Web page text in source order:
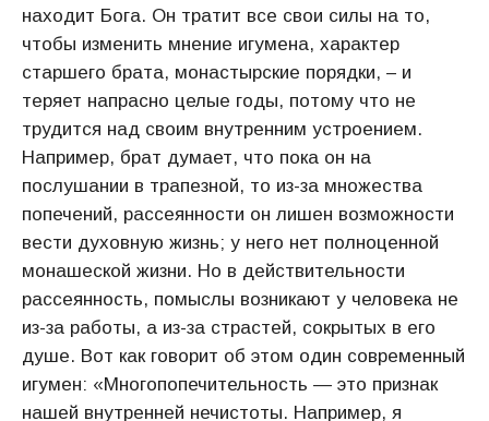
находит Бога. Он тратит все свои силы на то,
чтобы изменить мнение игумена, характер
старшего брата, монастырские порядки, – и
теряет напрасно целые годы, потому что не
трудится над своим внутренним устроением.
Например, брат думает, что пока он на
послушании в трапезной, то из-за множества
попечений, рассеянности он лишен возможности
вести духовную жизнь; у него нет полноценной
монашеской жизни. Но в действительности
рассеянность, помыслы возникают у человека не
из-за работы, а из-за страстей, сокрытых в его
душе. Вот как говорит об этом один современный
игумен: «Многопопечительность — это признак
нашей внутренней нечистоты. Например, я